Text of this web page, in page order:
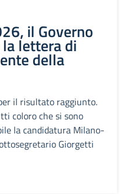
il Governo
lettera di
della
il risultato raggiunto.
coloro che si sono
la candidatura Milano-
Giorgetti